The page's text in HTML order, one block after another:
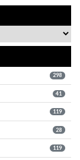
298
41
119
28
119